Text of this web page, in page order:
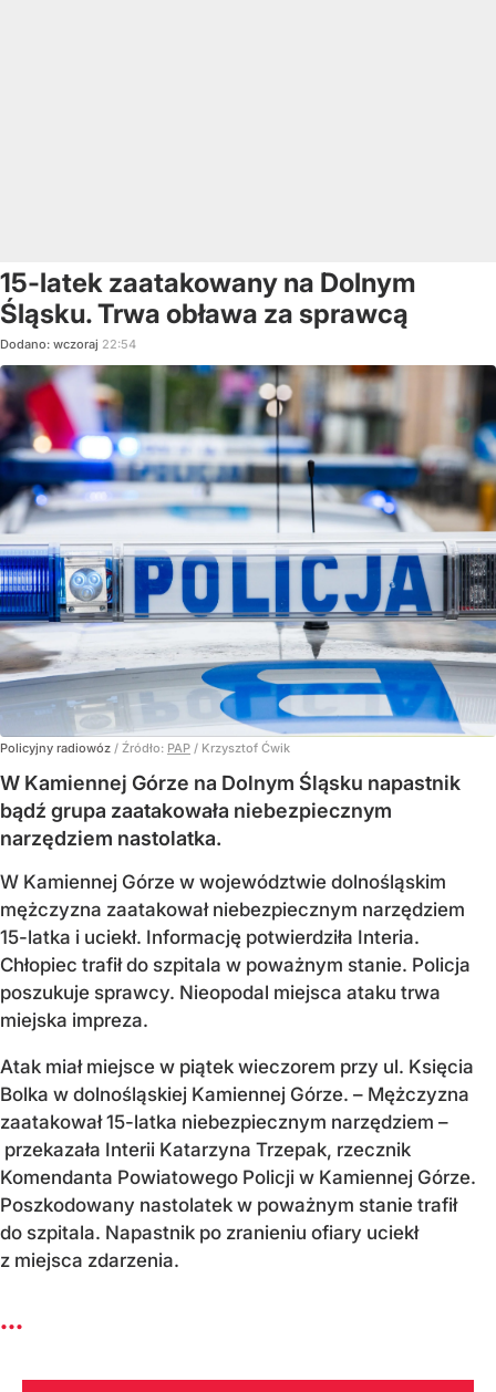
15-latek zaatakowany na Dolnym
Śląsku. Trwa obława za sprawcą
Dodano: wczoraj 22:54
Policyjny radiowóz / Źródło: PAP / Krzysztof Ćwik
W Kamiennej Górze na Dolnym Śląsku napastnik
bądź grupa zaatakowała niebezpiecznym
narzędziem nastolatka.
W Kamiennej Górze w województwie dolnośląskim
mężczyzna zaatakował niebezpiecznym narzędziem
15-latka i uciekł. Informację potwierdziła Interia.
Chłopiec trafił do szpitala w poważnym stanie. Policja
poszukuje sprawcy. Nieopodal miejsca ataku trwa
miejska impreza.
Atak miał miejsce w piątek wieczorem przy ul. Księcia
Bolka w dolnośląskiej Kamiennej Górze. – Mężczyzna
zaatakował 15-latka niebezpiecznym narzędziem –
przekazała Interii Katarzyna Trzepak, rzecznik
Komendanta Powiatowego Policji w Kamiennej Górze.
Poszkodowany nastolatek w poważnym stanie trafił
do szpitala. Napastnik po zranieniu ofiary uciekł
z miejsca zdarzenia.
...